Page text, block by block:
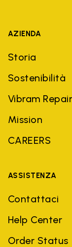
AZIENDA
Storia
Sostenibilità
Vibram Repair
Mission
CAREERS
ASSISTENZA
Contattaci
Help Center
Order Status